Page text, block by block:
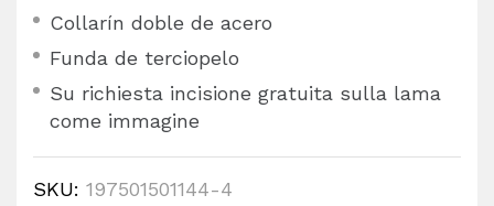
Collarín doble de acero
Funda de terciopelo
Su richiesta incisione gratuita sulla lama
come immagine
SKU: 197501501144-4